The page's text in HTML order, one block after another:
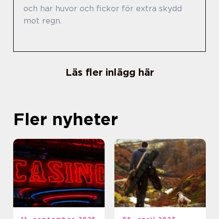
och har huvor och fickor för extra skydd
mot regn.
Läs fler inlägg här
Fler nyheter